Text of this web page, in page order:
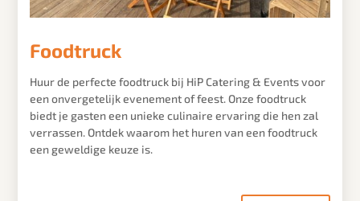
Foodtruck
Huur de perfecte foodtruck bij HiP Catering & Events voor
een onvergetelijk evenement of feest. Onze foodtruck
biedt je gasten een unieke culinaire ervaring die hen zal
verrassen. Ontdek waarom het huren van een foodtruck
een geweldige keuze is.